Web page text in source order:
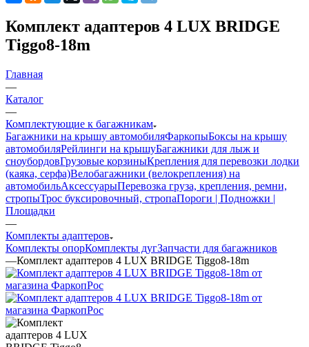
Комплект адаптеров 4 LUX BRIDGE
Tiggo8-18m
Главная
—
Каталог
—
Комплектующие к багажникам
Багажники на крышу автомобиляФаркопыБоксы на крышу
автомобиляРейлинги на крышуБагажники для лыж и
сноубордовГрузовые корзиныКрепления для перевозки лодки
(каяка, серфа)Велобагажники (велокрепления) на
автомобильАксессуарыПеревозка груза, крепления, ремни,
стропыТрос буксировочный, стропаПороги | Подножки |
Площадки
—
Комплекты адаптеров
Комплекты опорКомплекты дугЗапчасти для багажников
—Комплект адаптеров 4 LUX BRIDGE Tiggo8-18m